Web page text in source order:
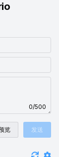
0/500
览 发送